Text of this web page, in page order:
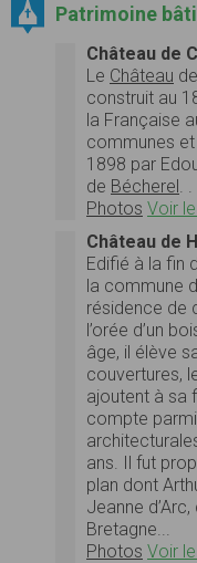
Patrimoine
Château de
Le Château
construit au
la Française
communes
1898 par
de Bécherel. .
Photos Voir
Château de
Edifié à la fin
la commune
résidence de
l’orée d’un
âge, il élève
couvertures,
ajoutent à sa
compte
ans. Il fut
plan dont
Jeanne
Bretagne...
Photos Voir